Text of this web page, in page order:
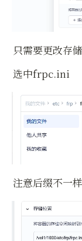
只需要更改存
选中frpc.ini
注意后缀不一样